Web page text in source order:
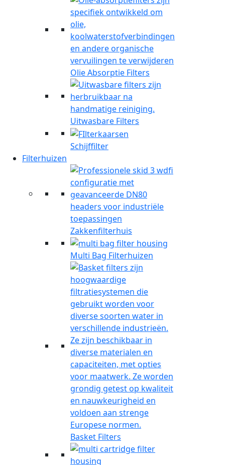
Olie Absorptie Filters
Uitwasbare Filters
Schijffilter
Filterhuizen
Zakkenfilterhuis
Multi Bag Filterhuizen
Basket Filters